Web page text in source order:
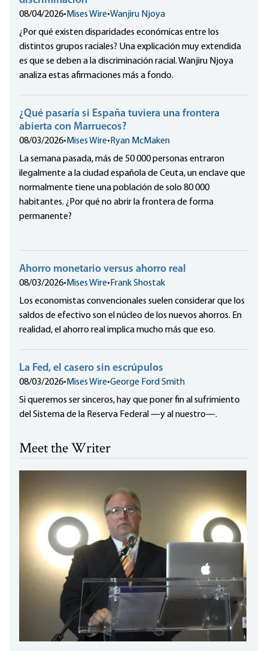
08/04/2026• Mises Wire•Wanjiru Njoya
¿Por qué existen disparidades económicas entre los
distintos grupos raciales? Una explicación muy extendida
es que se deben a la discriminación racial. Wanjiru Njoya
analiza estas afirmaciones más a fondo.
¿Qué pasaría si España tuviera una frontera
abierta con Marruecos?
08/03/2026• Mises Wire• Ryan McMaken
La semana pasada, más de 50 000 personas entraron
ilegalmente a la ciudad española de Ceuta, un enclave que
normalmente tiene una población de solo 80 000
habitantes. ¿Por qué no abrir la frontera de forma
permanente?
Ahorro monetario versus ahorro real
08/03/2026• Mises Wire• Frank Shostak
Los economistas convencionales suelen considerar que los
saldos de efectivo son el núcleo de los nuevos ahorros. En
realidad, el ahorro real implica mucho más que eso.
La Fed, el casero sin escrúpulos
08/03/2026• Mises Wire•George Ford Smith
Si queremos ser sinceros, hay que poner fin al sufrimiento
del Sistema de la Reserva Federal —y al nuestro—.
Meet the Writer